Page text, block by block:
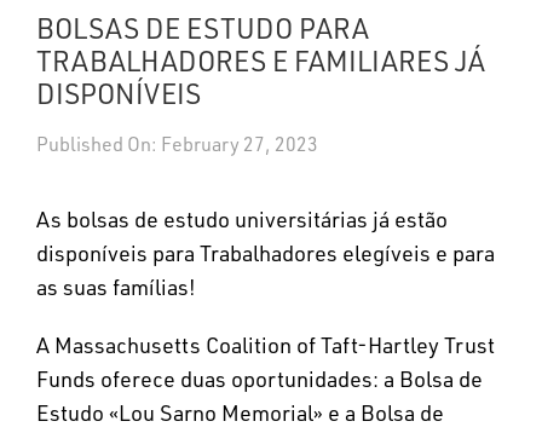
Search
BOLSAS DE ESTUDO PARA
TRABALHADORES E FAMILIARES JÁ
DISPONÍVEIS
Published On: February 27, 2023
As bolsas de estudo universitárias já estão
disponíveis para Trabalhadores elegíveis e para
as suas famílias!
A Massachusetts Coalition of Taft-Hartley Trust
Funds oferece duas oportunidades: a Bolsa de
Estudo «Lou Sarno Memorial» e a Bolsa de